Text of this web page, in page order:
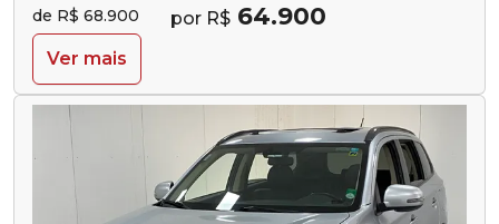
de R$ 68.900 por R$ 64.900
Ver mais